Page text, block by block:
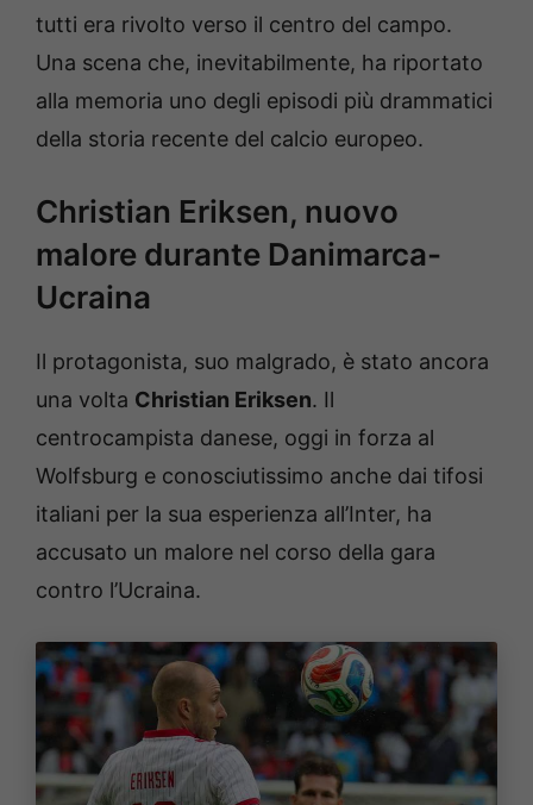
tutti era rivolto verso il centro del campo.
Una scena che, inevitabilmente, ha riportato
alla memoria uno degli episodi più drammatici
della storia recente del calcio europeo.
Christian Eriksen, nuovo
malore durante Danimarca-
Ucraina
Il protagonista, suo malgrado, è stato ancora
una volta Christian Eriksen. Il
centrocampista danese, oggi in forza al
Wolfsburg e conosciutissimo anche dai tifosi
italiani per la sua esperienza all’Inter, ha
accusato un malore nel corso della gara
contro l’Ucraina.